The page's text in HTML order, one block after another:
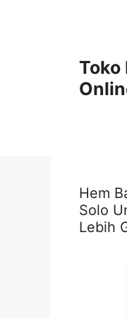
Toko
Hem
Solo
Lebih